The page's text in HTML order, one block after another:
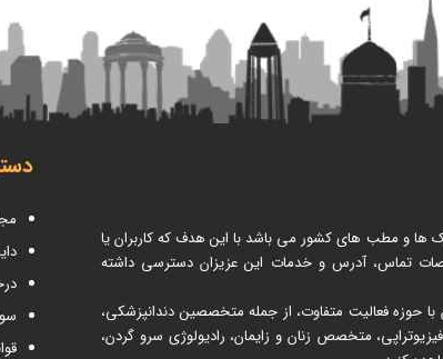
ها و مطب های کشور می باشد با این هدف که کاربران یا
تماس، آدرس و خدمات این عزیزان دسترسی داشته
با حوزه فعالیت متفاوت، از جمله متخصصین دندانپزشکی،
متخصص زنان و زایمان، رادیولوژی سرو گردن،